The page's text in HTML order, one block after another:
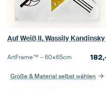
Auf Weiß II, Wassily Kandinsky
ArtFrame™ –60×65cm
Größe & Material selbst wählen